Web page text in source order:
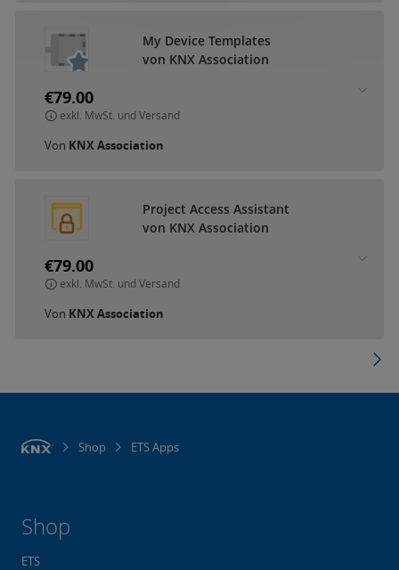
My Device Templates
von KNX Association
€79.00
exkl. MwSt. und Versand
Von KNX Association
Project Access Assistant
von KNX Association
€79.00
exkl. MwSt. und Versand
Von KNX Association
Shop ETS Apps
Shop
ETS